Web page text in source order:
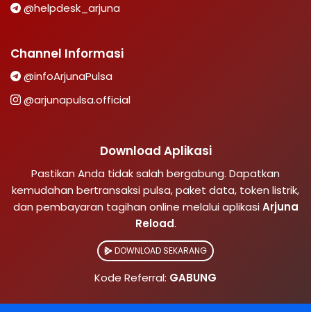
@helpdesk_arjuna
Channel Informasi
@infoArjunaPulsa
@arjunapulsa.official
Download Aplikasi
Pastikan Anda tidak salah bergabung. Dapatkan
kemudahan bertransaksi pulsa, paket data, token listrik,
dan pembayaran tagihan online melalui aplikasi Arjuna
Reload.
DOWNLOAD SEKARANG
Kode Referral: GABUNG